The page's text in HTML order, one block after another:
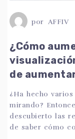
por AFFIV
¿Cómo
de
¿Ha hecho
mirando?
descubierto las
de saber cómo